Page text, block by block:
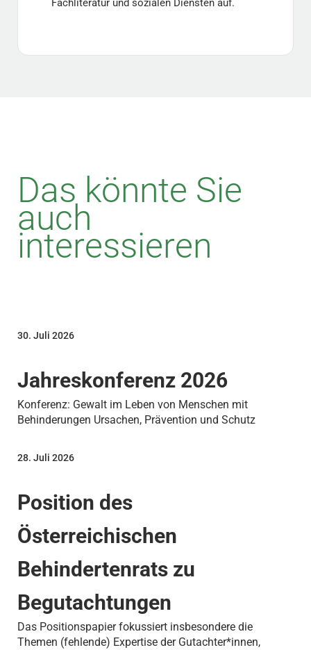
Fachliteratur und sozialen Diensten auf.
Das könnte Sie
auch
interessieren
Jahreskonferenz 2026
30. Juli 2026
Konferenz: Gewalt im Leben von Menschen mit
Behinderungen Ursachen, Prävention und Schutz
Position des
Österreichischen
Behindertenrats zu
Begutachtungen
28. Juli 2026
Das Positionspapier fokussiert insbesondere die
Themen (fehlende) Expertise der Gutachter*innen,